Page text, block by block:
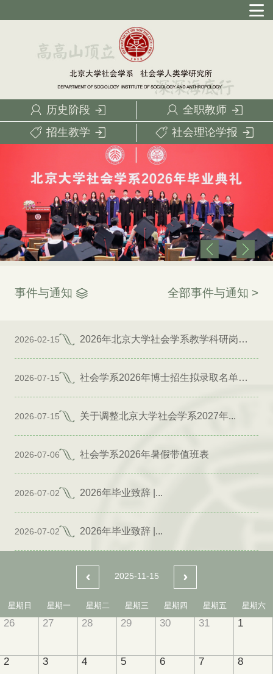
历史阶段
全职教师
招生教学
社会理论学报
事件与通知 全部事件与通知 >
2026-02-15 2026年北京大学社会学系教学科研岗位招聘启事
2026-07-15 社会学系2026年博士招生拟录取名单公示（专项）
2026-07-15 关于调整北京大学社会学系2027年...
2026-07-06 社会学系2026年暑假带值班表
2026-07-02 2026年毕业致辞 |...
2026-07-02 2026年毕业致辞 |...
2025-11-15
星期日 星期一 星期二 星期三 星期四 星期五 星期六
26 27 28 29 30 31 1
2 3 4 5 6 7 8